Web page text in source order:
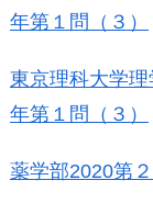
年第１問（３）
東京理科大学
年第１問（３）
薬学部2020第